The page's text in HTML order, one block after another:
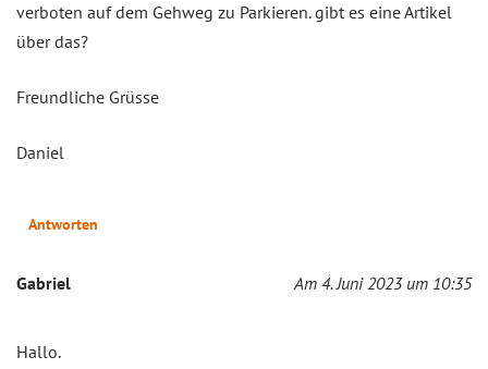
verboten auf dem Gehweg zu Parkieren. gibt es eine Artikel
über das?
Freundliche Grüsse
Daniel
Antworten
Gabriel Am 4. Juni 2023 um 10:35
Hallo.